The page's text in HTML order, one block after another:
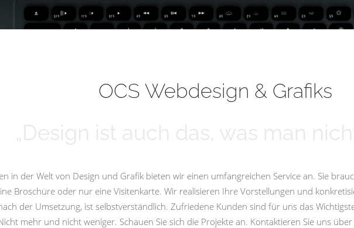
OCS Webdesign & Grafiks
in der Welt von Design und Grafik bieten wir einen umfangreichen Service an. Sie
Broschüre oder nur eine Visitenkarte. Wir realisieren Ihre Vorstellungen und
der Umsetzung, ist selbstverständlich. Zufriedene Kunden sind für uns das
mehr und nicht weniger. Schauen Sie sich die Projekte an. Kontaktieren Sie uns